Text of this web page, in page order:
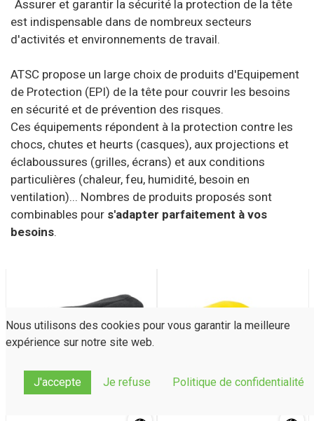
Assurer et garantir la sécurité la protection de la tête
est indispensable dans de nombreux secteurs
d'activités et environnements de travail.
ATSC propose un large choix de produits d'Equipement
de Protection (EPI) de la tête pour couvrir les besoins
en sécurité et de prévention des risques.
Ces équipements répondent à la protection contre les
chocs, chutes et heurts (casques), aux projections et
éclaboussures (grilles, écrans) et aux conditions
particulières (chaleur, feu, humidité, besoin en
ventilation)... Nombres de produits proposés sont
combinables pour s'adapter parfaitement à vos
besoins.
Nous utilisons des cookies pour vous garantir la meilleure
expérience sur notre site web.
J'accepte Je refuse Politique de confidentialité